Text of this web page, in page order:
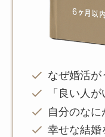
なぜ婚活が
「良い人
自分のな
幸せな結婚